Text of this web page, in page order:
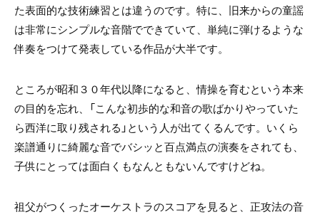
た表面的な技術練習とは違うのです。特に、旧来からの童謡
は非常にシンプルな音階でできていて、単純に弾けるような
伴奏をつけて発表している作品が大半です。
ところが昭和３０年代以降になると、情操を育むという本来
の目的を忘れ、「こんな初歩的な和音の歌ばかりやっていた
ら西洋に取り残される」という人が出てくるんです。いくら
楽譜通りに綺麗な音でバシッと百点満点の演奏をされても、
子供にとっては面白くもなんともないんですけどね。
祖父がつくったオーケストラのスコアを見ると、正攻法の音